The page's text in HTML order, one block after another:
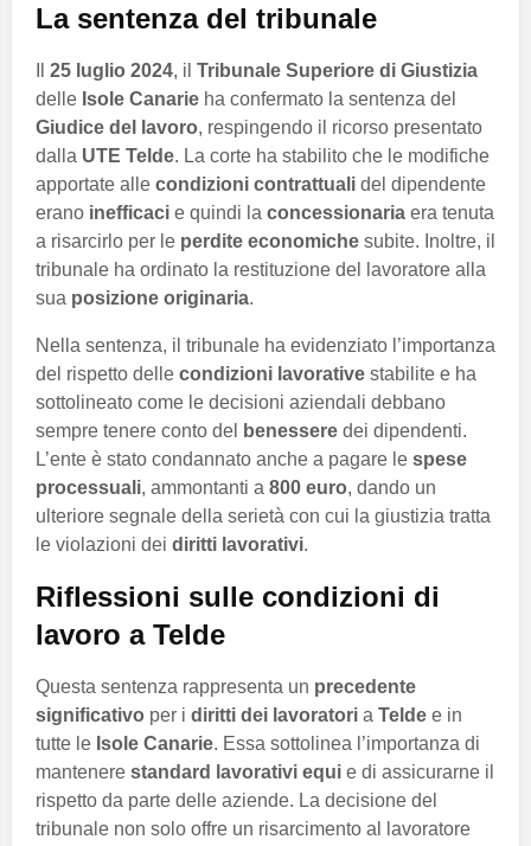
La sentenza del tribunale
25 luglio 2024, il Tribunale Superiore di Giustizia
delle Isole Canarie ha confermato la sentenza del
Giudice del lavoro, respingendo il ricorso presentato
dalla UTE Telde. La corte ha stabilito che le modifiche
apportate alle condizioni contrattuali del dipendente
erano inefficaci e quindi la concessionaria era tenuta
a risarcirlo per le perdite economiche subite. Inoltre, il
tribunale ha ordinato la restituzione del lavoratore alla
sua posizione originaria.
Nella sentenza, il tribunale ha evidenziato l’importanza
del rispetto delle condizioni lavorative stabilite e ha
sottolineato come le decisioni aziendali debbano
sempre tenere conto del
benessere dei dipendenti.
L’ente è stato condannato anche a pagare le spese
processuali, ammontanti a 800 euro, dando un
ulteriore segnale della serietà con cui la giustizia tratta
le violazioni dei diritti lavorativi.
Riflessioni sulle condizioni di
lavoro a Telde
Questa sentenza rappresenta un precedente
significativo per i diritti dei lavoratori a Telde e in
tutte le Isole Canarie. Essa sottolinea l’importanza di
mantenere standard lavorativi equi e di assicurarne il
rispetto da parte delle aziende. La decisione del
tribunale non solo offre un risarcimento al lavoratore